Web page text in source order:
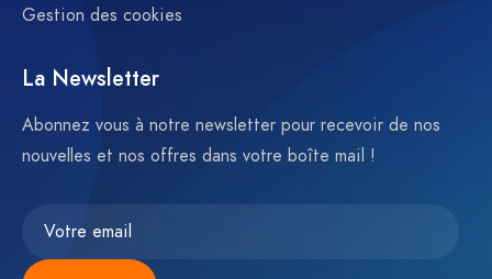
Gestion des cookies
La Newsletter
Abonnez vous à notre newsletter pour recevoir de nos
nouvelles et nos offres dans votre boîte mail !